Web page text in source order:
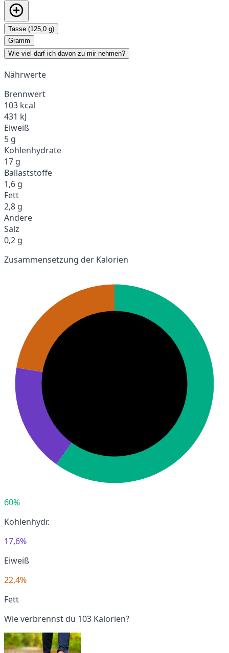
Tasse (125,0 g)
Gramm
Wie viel darf ich davon zu mir nehmen?
Nährwerte
Brennwert
103 kcal
431 kJ
Eiweiß
5 g
Kohlenhydrate
17 g
Ballaststoffe
1,6 g
Fett
2,8 g
Andere
Salz
0,2 g
Zusammensetzung der Kalorien
60%
Kohlenhydr.
17,6%
Eiweiß
22,4%
Fett
Wie verbrennst du 103 Kalorien?